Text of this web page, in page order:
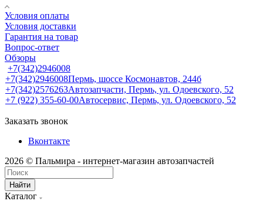
Условия оплаты
Условия доставки
Гарантия на товар
Вопрос-ответ
Обзоры
+7(342)2946008
+7(342)2946008Пермь, шоссе Космонавтов, 244б
+7(342)2576263Автозапчасти, Пермь, ул. Одоевского, 52
+7 (922) 355-60-00Автосервис, Пермь, ул. Одоевского, 52
Заказать звонок
Вконтакте
2026 © Пальмира - интернет-магазин автозапчастей
Найти
Каталог